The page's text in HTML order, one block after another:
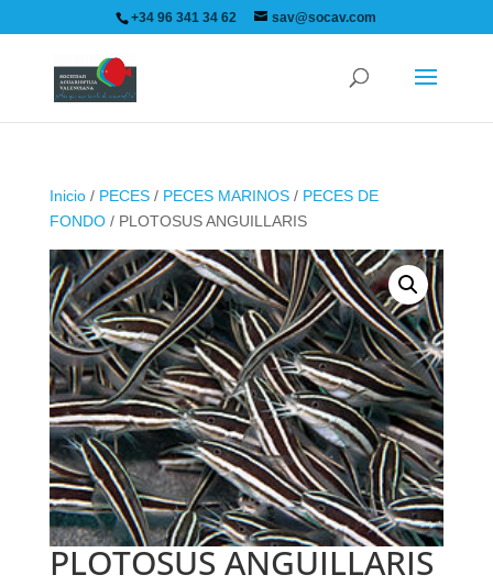
+34 96 341 34 62 sav@socav.com
Inicio/ PECES/ PECES MARINOS/ PECES DE
FONDO/ PLOTOSUS ANGUILLARIS
PLOTOSUS ANGUILLARIS